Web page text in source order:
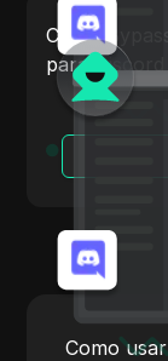
Payoneer
PayPal
Pinterest
PropellerAds
Quora
Rakuten
Como
para
Como